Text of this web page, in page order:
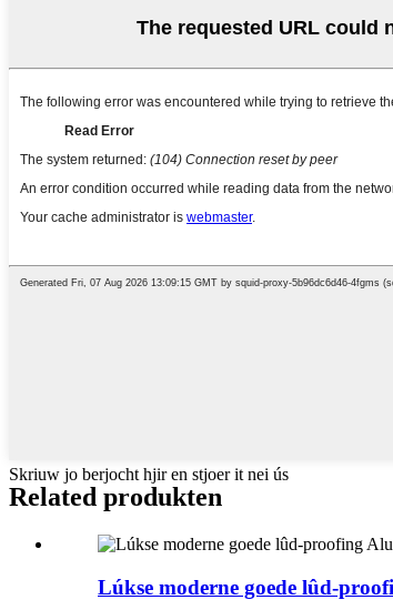
Skriuw jo berjocht hjir en stjoer it nei ús
Related produkten
Lúkse moderne goede lûd-